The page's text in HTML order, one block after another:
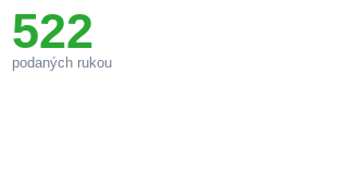
522
podaných rukou